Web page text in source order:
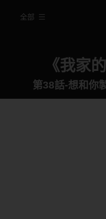
全部
《我家
第38話-想和你